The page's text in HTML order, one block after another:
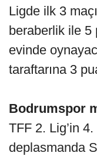
Ligde ilk 3
beraberlik ile 5
evinde
taraftarına 3
Bodrumspor
TFF 2. Lig’in
deplasmanda